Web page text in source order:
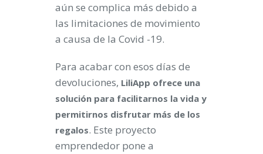
aún se complica más debido a
las limitaciones de movimiento
a causa de la Covid -19.
Para acabar con esos días de
devoluciones, LiliApp ofrece una
solución para facilitarnos la vida y
permitirnos disfrutar más de los
regalos. Este proyecto
emprendedor pone a